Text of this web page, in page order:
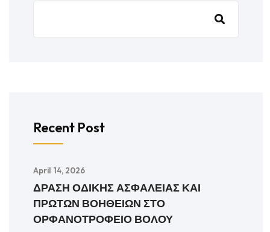
Recent Post
April 14, 2026
ΔΡΑΣΗ ΟΔΙΚΗΣ ΑΣΦΑΛΕΙΑΣ ΚΑΙ
ΠΡΩΤΩΝ ΒΟΗΘΕΙΩΝ ΣΤΟ
ΟΡΦΑΝΟΤΡΟΦΕΙΟ ΒΟΛΟΥ